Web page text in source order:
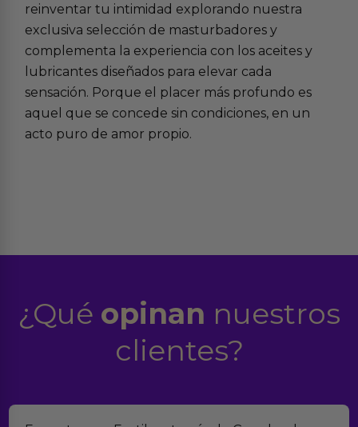
reinventar tu intimidad explorando nuestra
exclusiva selección de masturbadores y
complementa la experiencia con los aceites y
lubricantes diseñados para elevar cada
sensación. Porque el placer más profundo es
aquel que se concede sin condiciones, en un
acto puro de amor propio.
¿Qué opinan nuestros
clientes?